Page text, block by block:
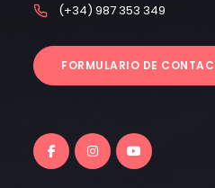
(+34) 987 353 349
FORMULARIO DE